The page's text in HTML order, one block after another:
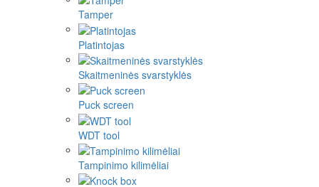
Tamper
Platintojas
Skaitmeninės svarstyklės
Puck screen
WDT tool
Tampinimo kilimėliai